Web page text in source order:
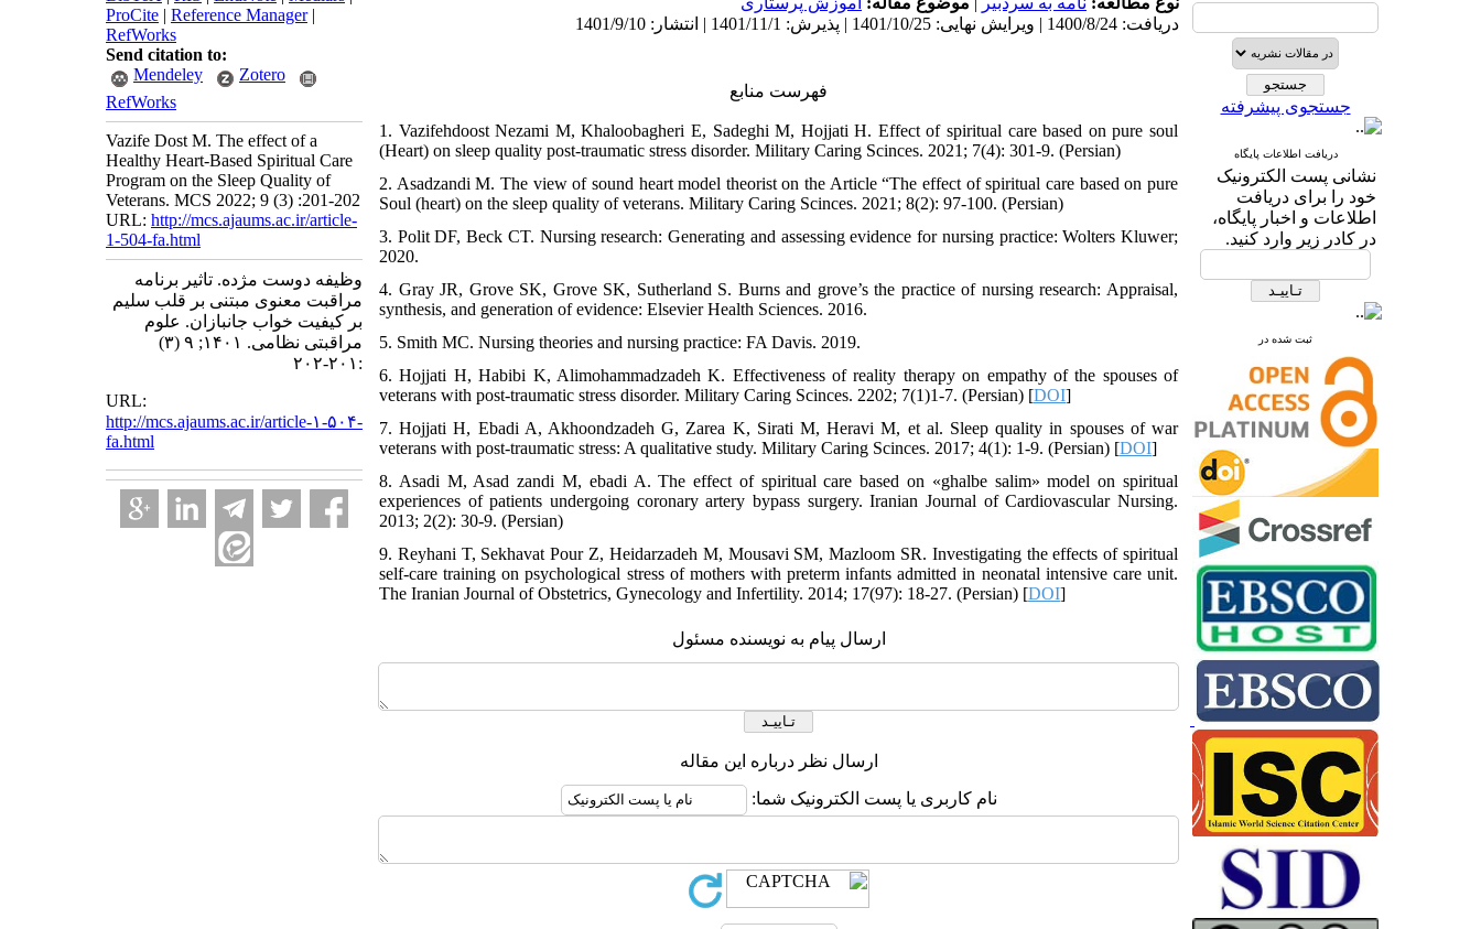
جستجوی پیشرفته
دریافت اطلاعات پایگاه
نشانی پست الکترونیک
خود را برای دریافت
اطلاعات و اخبار پایگاه،
در کادر زیر وارد کنید.
ثبت شده در
دریافت: 1400/8/24 | ویرایش نهایی: 1401/10/25 | پذیرش: 1401/11/1 | انتشار: 1401/9/10
فهرست منابع
1. Vazifehdoost Nezami M, Khaloobagheri E, Sadeghi M, Hojjati H. Effect of spiritual care based on pure soul
(Heart) on sleep quality post-traumatic stress disorder. Military Caring Scinces. 2021; 7(4): 301-9. (Persian)
2. Asadzandi M. The view of sound heart model theorist on the Article “The effect of spiritual care based on pure
Soul (heart) on the sleep quality of veterans. Military Caring Scinces. 2021; 8(2): 97-100. (Persian)
3. Polit DF, Beck CT. Nursing research: Generating and assessing evidence for nursing practice: Wolters Kluwer;
2020.
4. Gray JR, Grove SK, Grove SK, Sutherland S. Burns and grove’s the practice of nursing research: Appraisal,
synthesis, and generation of evidence: Elsevier Health Sciences. 2016.
5. Smith MC. Nursing theories and nursing practice: FA Davis. 2019.
6. Hojjati H, Habibi K, Alimohammadzadeh K. Effectiveness of reality therapy on empathy of the spouses of
veterans with post-traumatic stress disorder. Military Caring Scinces. 2202; 7(1)1-7. (Persian) [DOI]
7. Hojjati H, Ebadi A, Akhoondzadeh G, Zarea K, Sirati M, Heravi M, et al. Sleep quality in spouses of war
veterans with post-traumatic stress: A qualitative study. Military Caring Scinces. 2017; 4(1): 1-9. (Persian) [DOI]
8. Asadi M, Asad zandi M, ebadi A. The effect of spiritual care based on «ghalbe salim» model on spiritual
experiences of patients undergoing coronary artery bypass surgery. Iranian Journal of Cardiovascular Nursing.
2013; 2(2): 30-9. (Persian)
9. Reyhani T, Sekhavat Pour Z, Heidarzadeh M, Mousavi SM, Mazloom SR. Investigating the effects of spiritual
self-care training on psychological stress of mothers with preterm infants admitted in neonatal intensive care unit.
The Iranian Journal of Obstetrics, Gynecology and Infertility. 2014; 17(97): 18-27. (Persian) [DOI]
ارسال پیام به نویسنده مسئول
ارسال نظر درباره این مقاله
نام کاربری یا پست الکترونیک شما:
ProCite | Reference Manager|
RefWorks
Send citation to:
Mendeley
Zotero
RefWorks
Vazife Dost M. The effect of a
Healthy Heart-Based Spiritual Care
Program on the Sleep Quality of
Veterans. MCS 2022; 9 (3) :201-202
URL: http://mcs.ajaums.ac.ir/article-
1-504-fa.html
وظیفه دوست مژده. تاثیر برنامه
مراقبت معنوی مبتنی بر قلب سلیم
بر کیفیت خواب جانبازان. علوم
مراقبتی نظامی. ۱۴۰۱; ۹ (۳)
:۲۰۱-۲۰۲
URL:
http://mcs.ajaums.ac.ir/article-۱-۵۰۴-
fa.html